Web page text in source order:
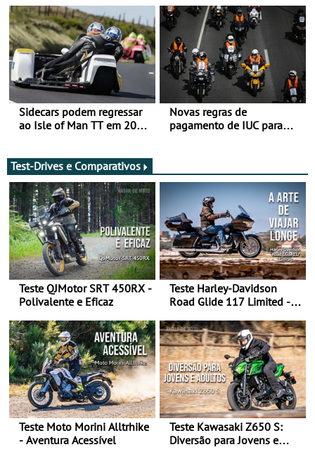
Sidecars podem regressar
ao Isle of Man TT em 2027
Novas regras de
pagamento de IUC para
Test-Drives e Comparativos
Teste QJMotor SRT 450RX -
Polivalente e Eficaz
Teste Harley-Davidson
Road Glide 117 Limited - A
Teste Moto Morini Alltrhike
- Aventura Acessível
Teste Kawasaki Z650 S:
Diversão para Jovens e